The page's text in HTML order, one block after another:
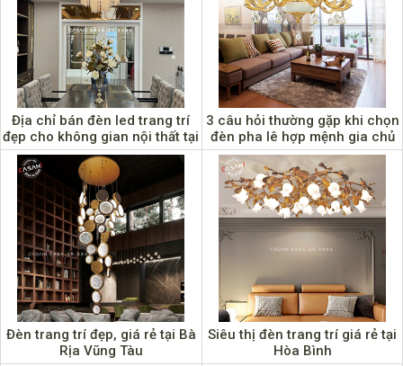
Địa chỉ bán đèn led trang trí
đẹp cho không gian nội thất tại
Cao Bằng
3 câu hỏi thường gặp khi chọn
đèn pha lê hợp mệnh gia chủ
Đèn trang trí đẹp, giá rẻ tại Bà
Rịa Vũng Tàu
Siêu thị đèn trang trí giá rẻ tại
Hòa Bình